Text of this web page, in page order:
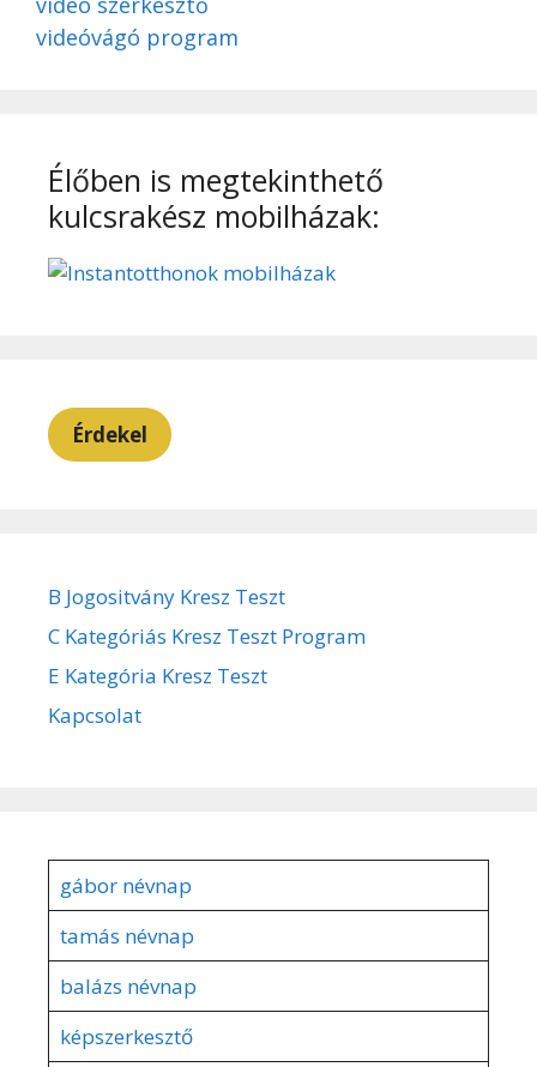
videóvágó program
Élőben is megtekinthető
kulcsrakész mobilházak:
Érdekel
B Jogositvány Kresz Teszt
C Kategóriás Kresz Teszt Program
E Kategória Kresz Teszt
Kapcsolat
gábor névnap
tamás névnap
balázs névnap
képszerkesztő